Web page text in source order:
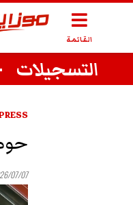
القائمة
التسجيلاتسبور 27/07/2026
07/07 14:00